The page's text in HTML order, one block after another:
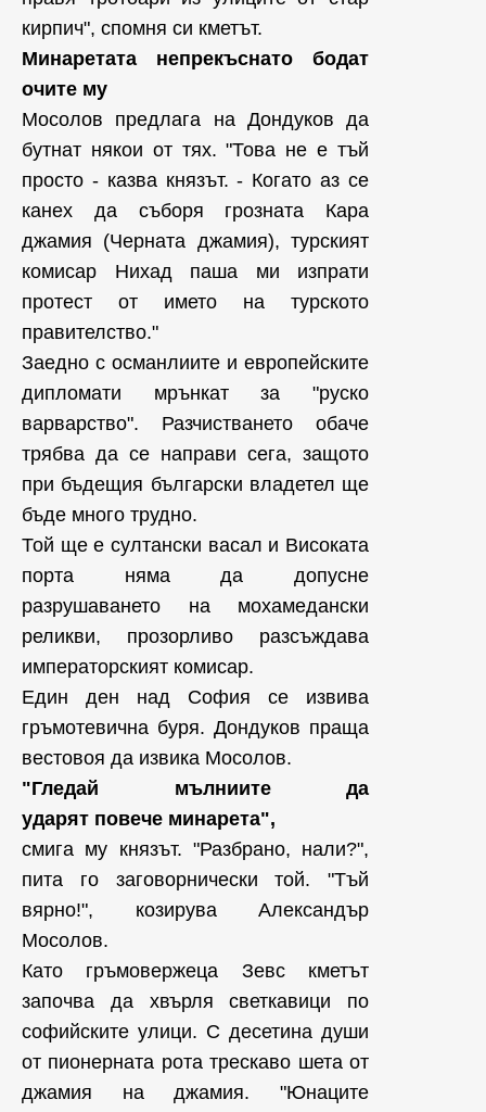
кирпич", спомня си кметът.
Минаретата непрекъснато бодат
очите му
Мосолов предлага на Дондуков да
бутнат някои от тях. "Това не е тъй
просто - казва князът. - Когато аз се
канех да съборя грозната Кара
джамия (Черната джамия), турският
комисар Нихад паша ми изпрати
протест от името на турското
правителство."
Заедно с османлиите и европейските
дипломати мрънкат за "руско
варварство". Разчистването обаче
трябва да се направи сега, защото
при бъдещия български владетел ще
бъде много трудно.
Той ще е султански васал и Високата
порта няма да допусне
разрушаването на мохамедански
реликви, прозорливо разсъждава
императорският комисар.
Един ден над София се извива
гръмотевична буря. Дондуков праща
вестовоя да извика Мосолов.
"Гледай мълниите да
ударят повече минарета",
смига му князът. "Разбрано, нали?",
пита го заговорнически той. "Тъй
вярно!", козирува Александър
Мосолов.
Като гръмовержеца Зевс кметът
започва да хвърля светкавици по
софийските улици. С десетина души
от пионерната рота трескаво шета от
джамия на джамия. "Юнаците